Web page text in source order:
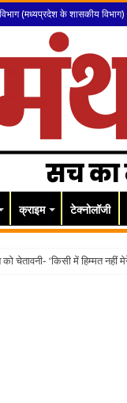
विभाग (मध्यप्रदेश के शासकीय विभाग)
क्राइम टेक्नोलॉजी